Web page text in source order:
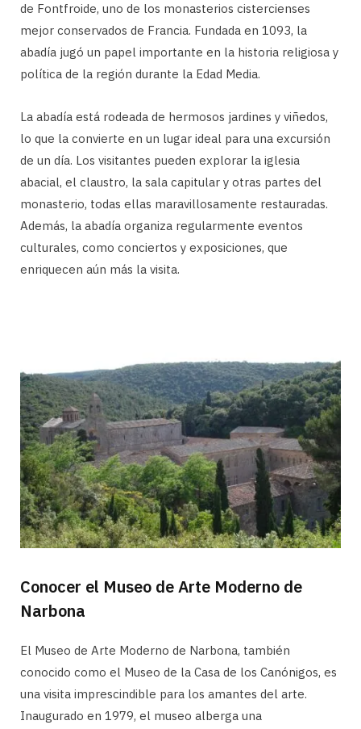
de Fontfroide, uno de los monasterios cistercienses
mejor conservados de Francia. Fundada en 1093, la
abadía jugó un papel importante en la historia religiosa y
política de la región durante la Edad Media.
La abadía está rodeada de hermosos jardines y viñedos,
lo que la convierte en un lugar ideal para una excursión
de un día. Los visitantes pueden explorar la iglesia
abacial, el claustro, la sala capitular y otras partes del
monasterio, todas ellas maravillosamente restauradas.
Además, la abadía organiza regularmente eventos
culturales, como conciertos y exposiciones, que
enriquecen aún más la visita.
Conocer el Museo de Arte Moderno de
Narbona
El Museo de Arte Moderno de Narbona, también
conocido como el Museo de la Casa de los Canónigos, es
una visita imprescindible para los amantes del arte.
Inaugurado en 1979, el museo alberga una